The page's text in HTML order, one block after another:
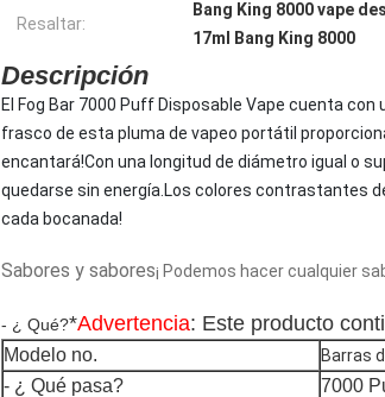
Resaltar:
Bang King 8000 vape
17ml Bang King 8000
Descripción
El Fog Bar 7000 Puff Disposable Vape cuenta
frasco de esta pluma de vapeo portátil
encantará!Con una longitud de diámetro igual o
quedarse sin energía.Los colores contrastantes
cada bocanada!
Sabores y sabores¡ Podemos hacer cualquier
- ¿ Qué?*Advertencia: Este producto
Modelo no. Barras
- ¿ Qué pasa?
7000